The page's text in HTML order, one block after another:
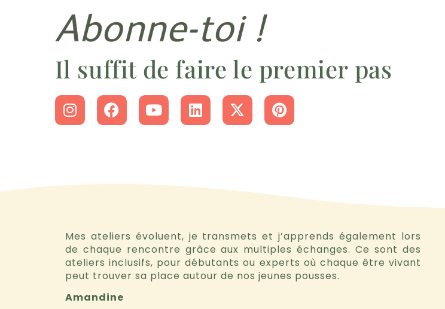
Abonne-toi !
Il suffit de faire le premier pas
Mes ateliers évoluent, je transmets et j’apprends également lors
de chaque rencontre grâce aux multiples échanges. Ce sont des
ateliers inclusifs, pour débutants ou experts où chaque être vivant
peut trouver sa place autour de nos jeunes pousses.
Amandine